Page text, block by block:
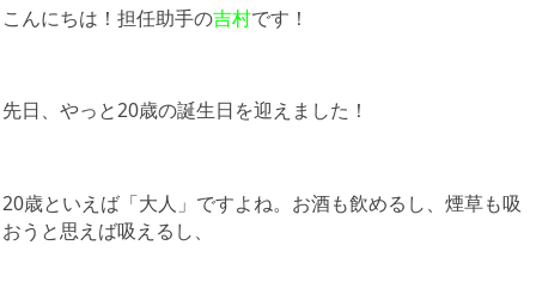
こんにちは！担任助手の吉村です！
先日、やっと20歳の誕生日を迎えました！
20歳といえば「大人」ですよね。お酒も飲めるし、煙草も吸
おうと思えば吸えるし、